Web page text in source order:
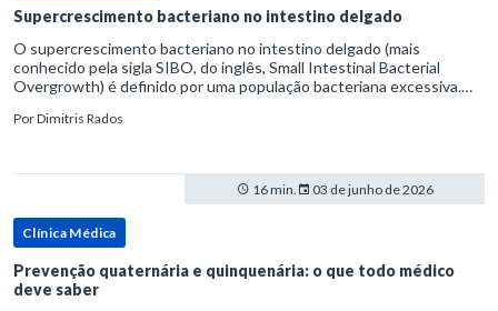
Supercrescimento bacteriano no intestino delgado
O supercrescimento bacteriano no intestino delgado (mais
conhecido pela sigla SIBO, do inglês, Small Intestinal Bacterial
Overgrowth) é definido por uma população bacteriana excessiva.
PorDimitris Rados
16 min. 03 de junho de 2026
Clínica Médica
Prevenção quaternária e quinquenária: o que todo médico
deve saber